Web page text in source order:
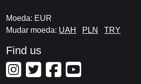
Moeda: EUR
Mudar moeda: UAH PLN TRY
Find us